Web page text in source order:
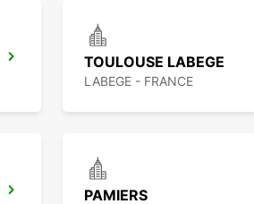
TOULOUSE LABEGE
LABEGE - FRANCE
PAMIERS